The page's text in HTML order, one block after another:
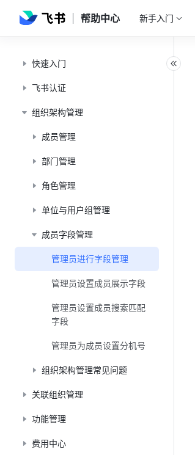
帮助中心 新手入门
快速入门
飞书认证
组织架构管理
成员管理
部门管理
角色管理
单位与用户组管理
成员字段管理
管理员进行字段管理
管理员设置成员展示字段
管理员设置成员搜索匹配
字段
管理员为成员设置分机号
组织架构管理常见问题
关联组织管理
功能管理
费用中心